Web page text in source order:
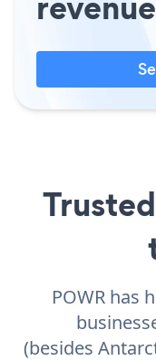
POWR has
(besides